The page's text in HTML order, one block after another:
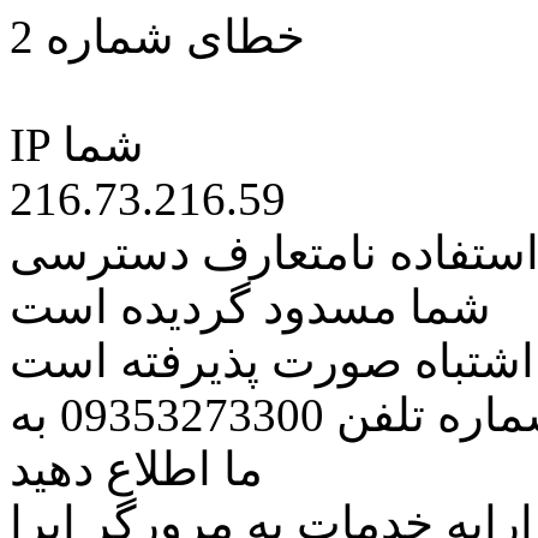
خطای شماره 2
IP شما
216.73.216.59
نامتعارف دسترسی
شما مسدود گردیده است
اشتباه صورت پذیرفته است
مراتب این مسئله را از طریق شماره تلفن 09353273300 به
ما اطلاع دهید
خدمات به مرورگر اپرا